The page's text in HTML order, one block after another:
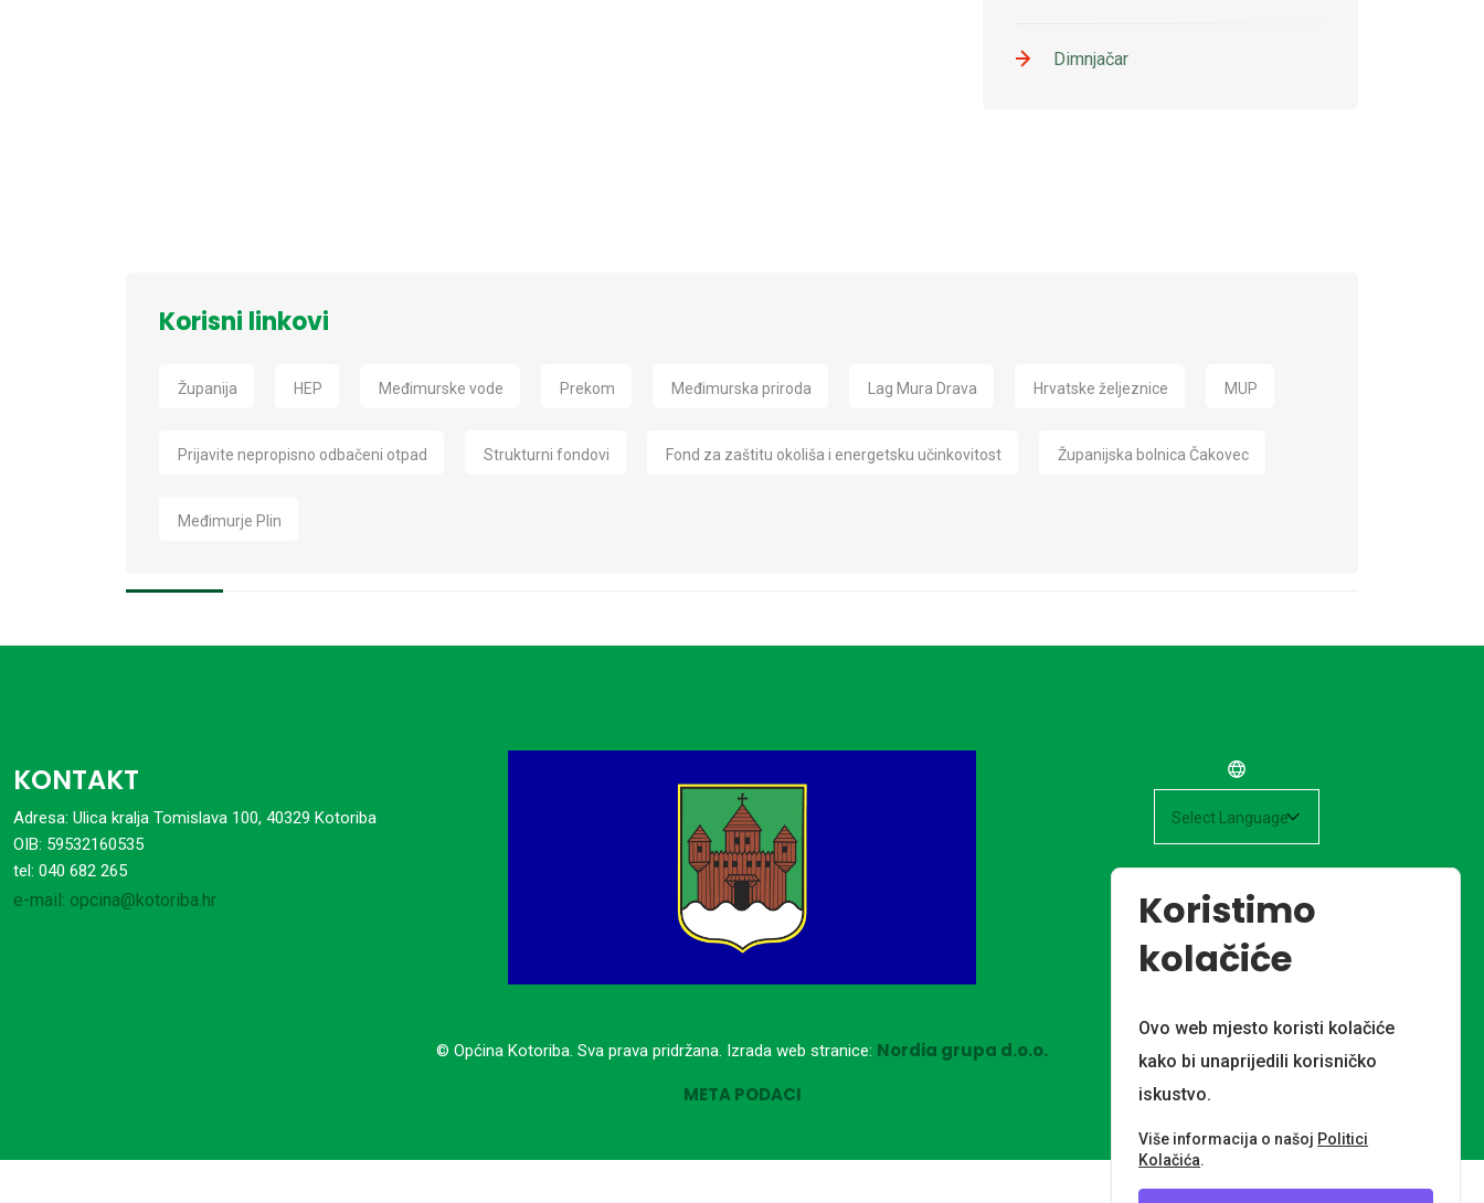
Dimnjačar
Korisni linkovi
Županija HEP Međimurske vode Prekom Međimurska priroda Lag Mura Drava Hrvatske željeznice MUP
Prijavite nepropisno odbačeni otpad Strukturni fondovi Fond za zaštitu okoliša i energetsku učinkovitost Županijska bolnica Čakovec
Međimurje Plin
KONTAKT
Adresa: Ulica kralja Tomislava 100, 40329 Kotoriba
OIB: 59532160535
tel: 040 682 265
e-mail: opcina@kotoriba.hr
© Općina Kotoriba. Sva prava pridržana. Izrada web stranice: Nordia grupa d.o.o.
META PODACI
Koristimo
kolačiće
Ovo web mjesto koristi kolačiće
kako bi unaprijedili korisničko
iskustvo.
Više informacija o našoj Politici
Kolačića.